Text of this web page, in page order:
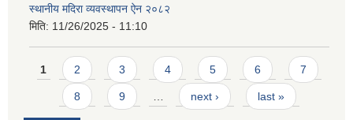
स्थानीय मदिरा व्यवस्थापन ऐन २०८२
मिति: 11/26/2025 - 11:10
Pages
1 2 3 4 5 6 7
8 9 next › last »